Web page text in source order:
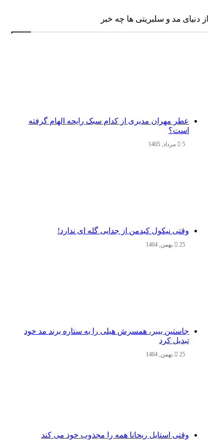
از دنیای مد و سلبریتی ها چه خبر
عطر مهران مدیری از کدام سبک رایحه الهام گرفته
است؟
5 مرداد, 1405
وقتی نیکول کیدمن از جدایی گله ای ندارد!
25 بهمن, 1404
جاستین بیبر، همسرش هیلی را به ستاره برند مد خود
تبدیل کرد
25 بهمن, 1404
وقتی استایل ریحانا همه را مجذوب خود می‌ کند